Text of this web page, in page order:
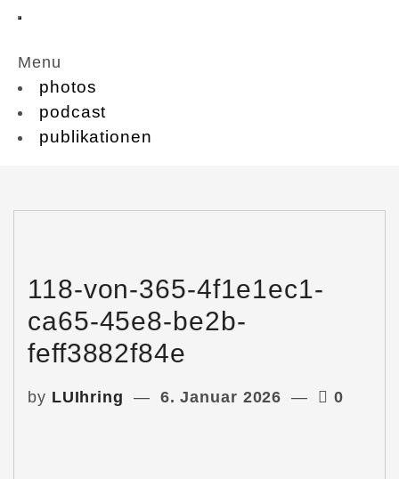
Menu
photos
podcast
publikationen
118-von-365-4f1e1ec1-
ca65-45e8-be2b-
feff3882f84e
by LUIhring 6. Januar 2026 0